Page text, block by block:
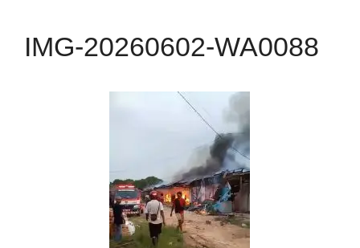
IMG-20260602-WA0088